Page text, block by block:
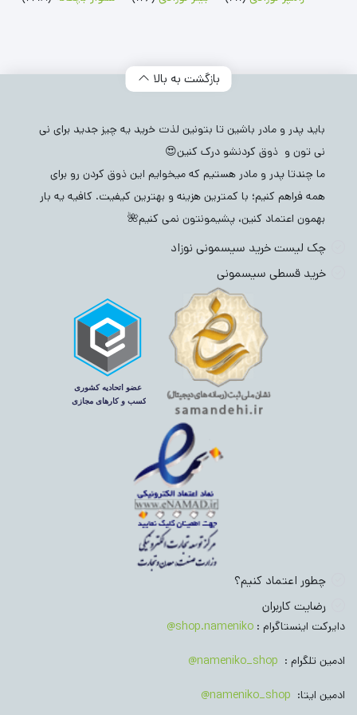
بازگشت به بالا
باید پدر و مادر باشین تا بتونین لذت خرید یه چیز جدید برای نی
نی تون و ذوق کردنشو درک کنین😍
ما چندتا پدر و مادر هستیم که میخوایم این ذوق کردن رو برای
همه فراهم کنیم؛ با کمترین هزینه و بهترین کیفیت. کافیه یه بار
بهمون اعتماد کنین، پشیمونتون نمی کنیم🌺
چک لیست خرید سیسمونی نوزاد
خرید قسطی سیسمونی
چطور اعتماد کنیم؟
رضایت کاربران
دایرکت اینستاگرام : shop.nameniko@
ادمین تلگرام : nameniko_shop@
ادمین ایتا: nameniko_shop@